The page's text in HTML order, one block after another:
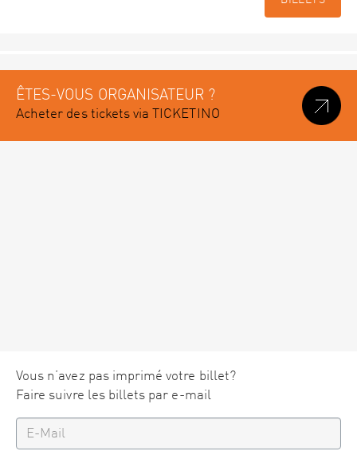
ÊTES-VOUS ORGANISATEUR ?
Acheter des tickets via TICKETINO
Vous n’avez pas imprimé votre billet?
Faire suivre les billets par e-mail